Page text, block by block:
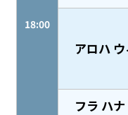
18:00
アロハ
フラ ハ